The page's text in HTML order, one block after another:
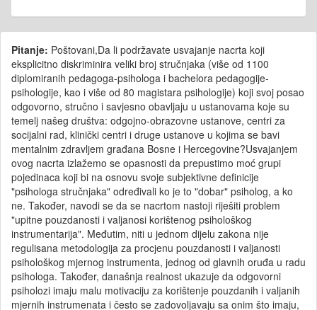
Pitanje: Poštovani,Da li podržavate usvajanje nacrta koji
eksplicitno diskriminira veliki broj stručnjaka (više od 1100
diplomiranih pedagoga-psihologa i bachelora pedagogije-
psihologije, kao i više od 80 magistara psihologije) koji svoj posao
odgovorno, stručno i savjesno obavljaju u ustanovama koje su
temelj našeg društva: odgojno-obrazovne ustanove, centri za
socijalni rad, klinički centri i druge ustanove u kojima se bavi
mentalnim zdravljem građana Bosne i Hercegovine?Usvajanjem
ovog nacrta izlažemo se opasnosti da prepustimo moć grupi
pojedinaca koji bi na osnovu svoje subjektivne definicije
"psihologa stručnjaka" određivali ko je to "dobar" psiholog, a ko
ne. Također, navodi se da se nacrtom nastoji riješiti problem
"upitne pouzdanosti i valjanosi korištenog psihološkog
instrumentarija". Međutim, niti u jednom dijelu zakona nije
regulisana metodologija za procjenu pouzdanosti i valjanosti
psihološkog mjernog instrumenta, jednog od glavnih oruđa u radu
psihologa. Također, današnja realnost ukazuje da odgovorni
psiholozi imaju malu motivaciju za korištenje pouzdanih i valjanih
mjernih instrumenata i često se zadovoljavaju sa onim što imaju,